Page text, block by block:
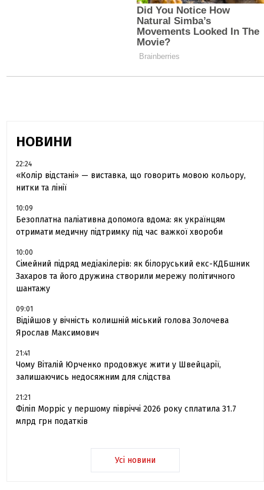
НОВИНИ
22:24
«Колір відстані» — виставка, що говорить мовою кольору,
нитки та лінії
10:09
Безоплатна паліативна допомога вдома: як українцям
отримати медичну підтримку під час важкої хвороби
10:00
Сімейний підряд медіакілерів: як білоруський екс-КДБшник
Захаров та його дружина створили мережу політичного
шантажу
09:01
Відійшов у вічність колишній міський голова Золочева
Ярослав Максимович
21:41
Чому Віталій Юрченко продовжує жити у Швейцарії,
залишаючись недосяжним для слідства
21:21
Філіп Морріс у першому півріччі 2026 року сплатила 31.7
млрд грн податків
Усі новини